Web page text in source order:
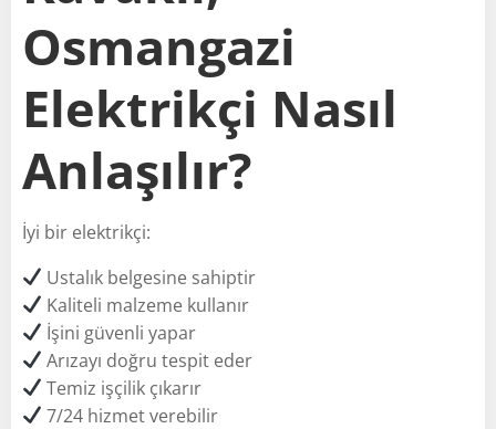
Osmangazi
Elektrikçi Nasıl
Anlaşılır?
İyi bir elektrikçi:
Ustalık belgesine sahiptir
Kaliteli malzeme kullanır
İşini güvenli yapar
Arızayı doğru tespit eder
Temiz işçilik çıkarır
7/24 hizmet verebilir